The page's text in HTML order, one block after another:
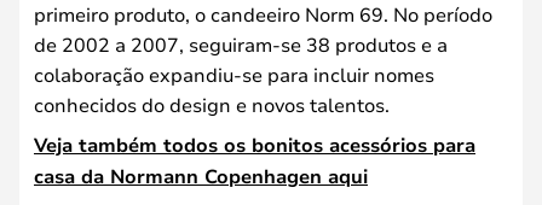
primeiro produto, o candeeiro Norm 69. No período
de 2002 a 2007, seguiram-se 38 produtos e a
colaboração expandiu-se para incluir nomes
conhecidos do design e novos talentos.
Veja também todos os bonitos acessórios para
casa da Normann Copenhagen aqui